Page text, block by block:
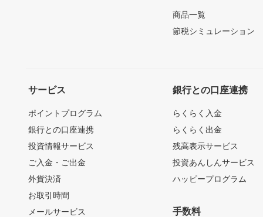
商品一覧
節税シミュレーション
サービス
ポイントプログラム
銀行との口座連携
投資情報サービス
ご入金・ご出金
外貨決済
お取引時間
メールサービス
銀行との口座連携
らくらく入金
らくらく出金
残高表示サービス
投資あんしんサービス
ハッピープログラム
手数料